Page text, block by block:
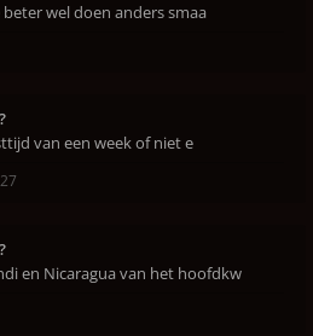
wel doen anders smaa
van een week of niet e
en Nicaragua van het hoofdkw